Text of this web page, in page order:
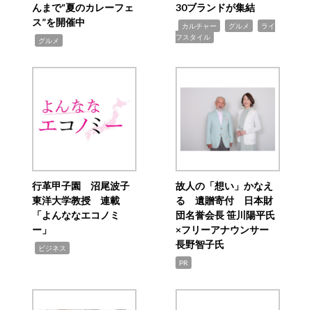
んまで“夏のカレーフェ
ス”を開催中
グルメ
30ブランドが集結
カルチャー グルメ
ライ
フスタイル
行革甲子園 沼尾波子
東洋大学教授 連載
「よんななエコノミ
ー」
ビジネス
故人の「想い」かなえ
る 遺贈寄付 日本財
団名誉会長 笹川陽平氏
×フリーアナウンサー
長野智子氏
PR